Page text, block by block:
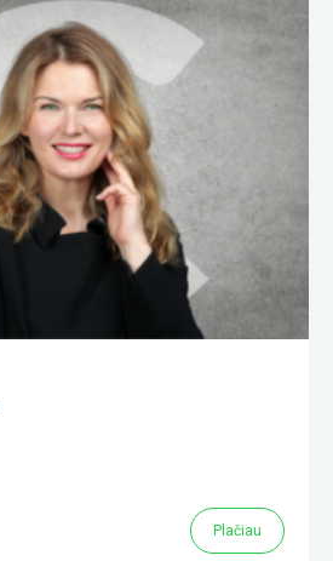
Plačiau